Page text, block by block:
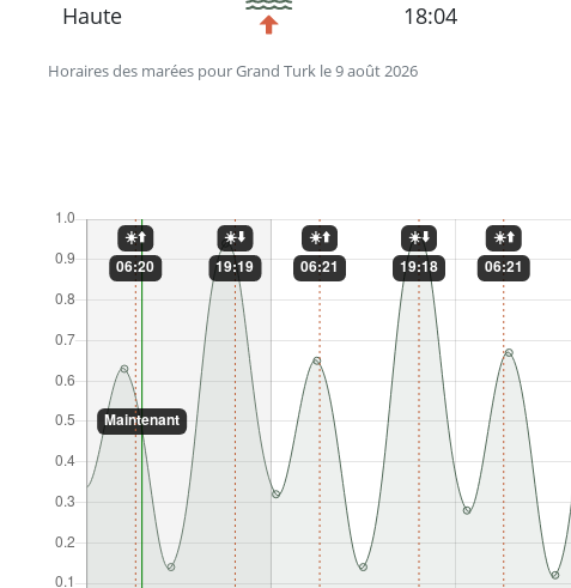
Horaires des marées pour Grand Turk le 9 août 2026
Haute 18:04